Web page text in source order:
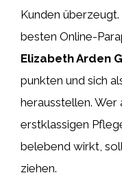
Kunden
besten Online-
Elizabeth Arden
punkten und sich
herausstellen. Wer
erstklassigen
belebend wirkt,
ziehen.